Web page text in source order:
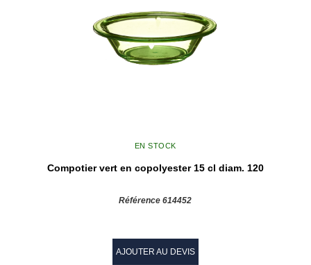
EN STOCK
Compotier vert en copolyester 15 cl diam. 120
Référence 614452
AJOUTER AU DEVIS